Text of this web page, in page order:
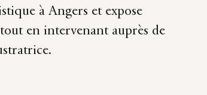
à Angers et expose
en intervenant auprès de